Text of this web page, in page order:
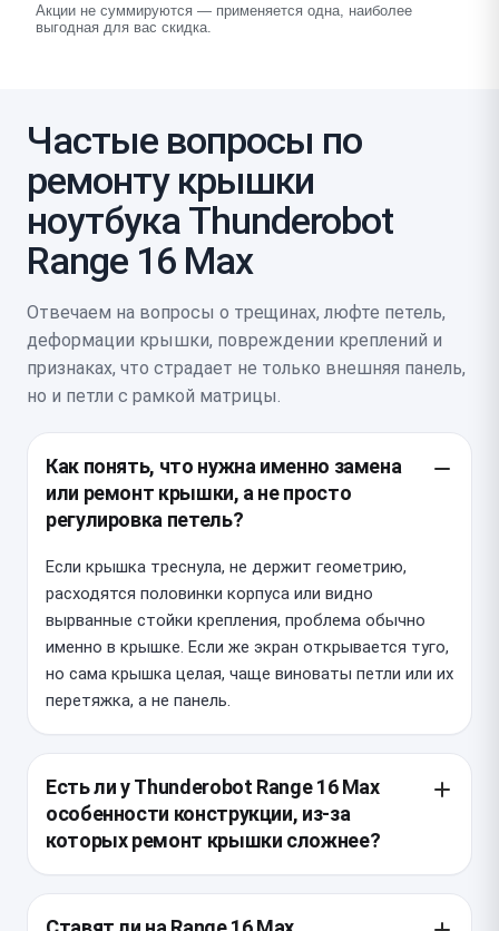
Акции не суммируются — применяется одна, наиболее
выгодная для вас скидка.
Частые вопросы по
ремонту крышки
ноутбука Thunderobot
Range 16 Max
Отвечаем на вопросы о трещинах, люфте петель,
деформации крышки, повреждении креплений и
признаках, что страдает не только внешняя панель,
но и петли с рамкой матрицы.
Как понять, что нужна именно замена
или ремонт крышки, а не просто
регулировка петель?
Если крышка треснула, не держит геометрию,
расходятся половинки корпуса или видно
вырванные стойки крепления, проблема обычно
именно в крышке. Если же экран открывается туго,
но сама крышка целая, чаще виноваты петли или их
перетяжка, а не панель.
Есть ли у Thunderobot Range 16 Max
особенности конструкции, из-за
которых ремонт крышки сложнее?